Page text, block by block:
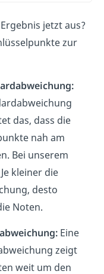
jetzt aus?
zur
das, dass die
nah am
Bei unserem
kleiner die
desto
Noten.
Eine
zeigt
weit um den